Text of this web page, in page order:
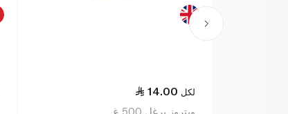
14.00 لكل
ويتروز برغل 500 غ